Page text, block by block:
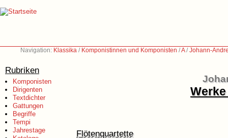
Navigation: Klassika / Komponistinnen und Komponisten /A/Johann-
Rubriken
Komponisten
Dirigenten
Textdichter
Gattungen
Begriffe
Tempi
Jahrestage
Flötenquartette